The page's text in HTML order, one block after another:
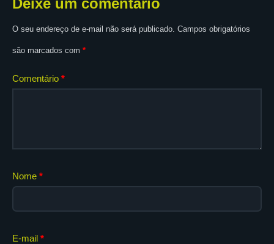
Deixe um comentário
O seu endereço de e-mail não será publicado. Campos obrigatórios
são marcados com *
Comentário *
Nome *
E-mail *